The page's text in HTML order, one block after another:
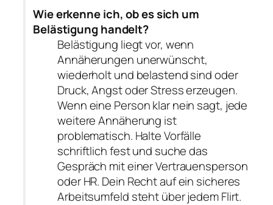
Wie erkenne ich, ob es sich um
Belästigung handelt?
Belästigung liegt vor, wenn
Annäherungen unerwünscht,
wiederholt und belastend sind oder
Druck, Angst oder Stress erzeugen.
Wenn eine Person klar nein sagt, jede
weitere Annäherung ist
problematisch. Halte Vorfälle
schriftlich fest und suche das
Gespräch mit einer Vertrauensperson
oder HR. Dein Recht auf ein sicheres
Arbeitsumfeld steht über jedem Flirt.